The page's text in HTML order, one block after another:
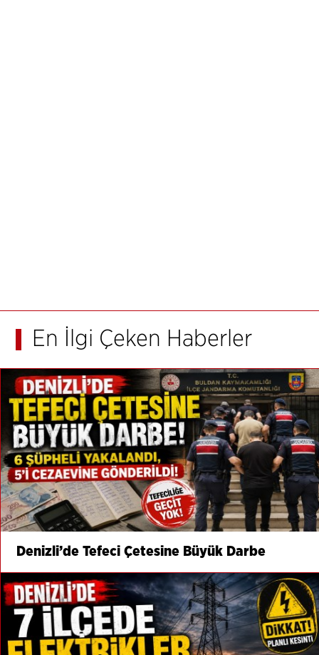
En İlgi Çeken Haberler
Denizli’de Tefeci Çetesine Büyük Darbe